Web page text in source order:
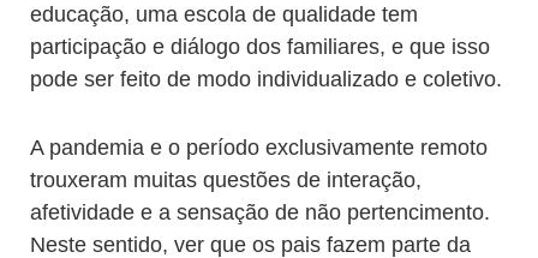
educação, uma escola de qualidade tem
participação e diálogo dos familiares, e que isso
pode ser feito de modo individualizado e coletivo.
A pandemia e o período exclusivamente remoto
trouxeram muitas questões de interação,
afetividade e a sensação de não pertencimento.
Neste sentido, ver que os pais fazem parte da